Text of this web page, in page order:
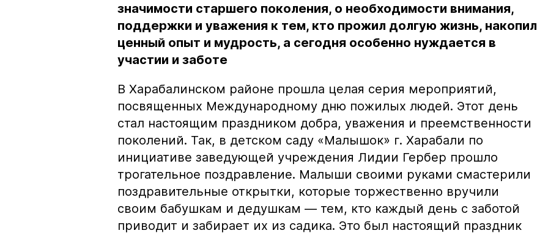
значимости старшего поколения, о необходимости внимания,
поддержки и уважения к тем, кто прожил долгую жизнь, накопил
ценный опыт и мудрость, а сегодня особенно нуждается в
участии и заботе
В Харабалинском районе прошла целая серия мероприятий,
посвященных Международному дню пожилых людей. Этот день
стал настоящим праздником добра, уважения и преемственности
поколений. Так, в детском саду «Малышок» г. Харабали по
инициативе заведующей учреждения Лидии Гербер прошло
трогательное поздравление. Малыши своими руками смастерили
поздравительные открытки, которые торжественно вручили
своим бабушкам и дедушкам — тем, кто каждый день с заботой
приводит и забирает их из садика. Это был настоящий праздник